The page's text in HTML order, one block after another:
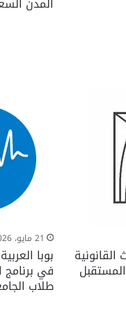
21 مايو، 2026
بوبا
في
طلاب